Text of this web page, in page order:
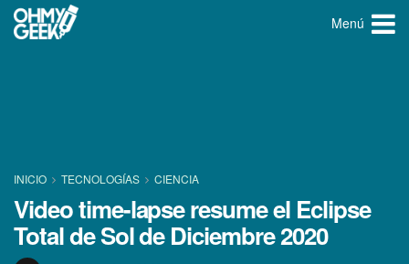
Menú
INICIO TECNOLOGÍ­AS CIENCIA
Video time-lapse resume el Eclipse
Total de Sol de Diciembre 2020